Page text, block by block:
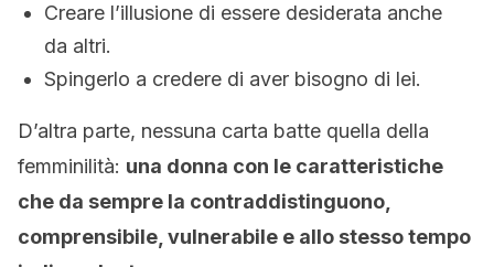
Creare l’illusione di essere desiderata anche
da altri.
Spingerlo a credere di aver bisogno di lei.
D’altra parte, nessuna carta batte quella della
femminilità: una donna con le caratteristiche
che da sempre la contraddistinguono,
comprensibile, vulnerabile e allo stesso tempo